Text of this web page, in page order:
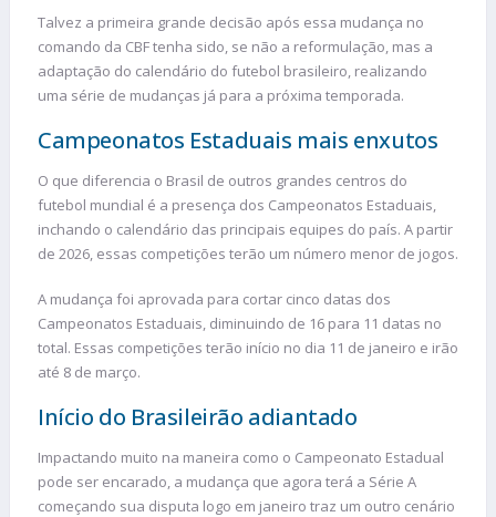
Talvez a primeira grande decisão após essa mudança no
comando da CBF tenha sido, se não a reformulação, mas a
adaptação do calendário do futebol brasileiro, realizando
uma série de mudanças já para a próxima temporada.
Campeonatos Estaduais mais enxutos
O que diferencia o Brasil de outros grandes centros do
futebol mundial é a presença dos Campeonatos Estaduais,
inchando o calendário das principais equipes do país. A partir
de 2026, essas competições terão um número menor de jogos.
A mudança foi aprovada para cortar cinco datas dos
Campeonatos Estaduais, diminuindo de 16 para 11 datas no
total. Essas competições terão início no dia 11 de janeiro e irão
até 8 de março.
Início do Brasileirão adiantado
Impactando muito na maneira como o Campeonato Estadual
pode ser encarado, a mudança que agora terá a Série A
começando sua disputa logo em janeiro traz um outro cenário